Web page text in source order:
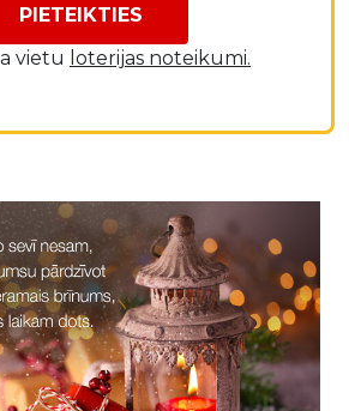
PIETEIKTIES
vietu loterijas noteikumi.